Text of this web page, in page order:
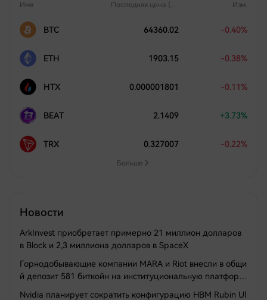
Имя Изм.
BTC 64360.02 -0.40%
ETH 1903.15 -0.38%
HTX 0.000001801 -0.11%
BEAT 2.1409 +3.73%
TRX 0.327007 -0.22%
Больше
Новости
ArkInvest приобретает примерно 21 миллион долларов
в Block и 2,3 миллиона долларов в SpaceX
Горнодобывающие компании MARA и Riot внесли в общи
й депозит 581 биткойн на институциональную платформ
Nvidia планирует сократить конфигурацию HBM Rubin Ul